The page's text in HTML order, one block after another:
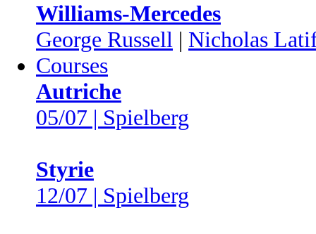
Williams-Mercedes
George Russell | Nicholas
Courses
Autriche
05/07 | Spielberg
Styrie
12/07 | Spielberg